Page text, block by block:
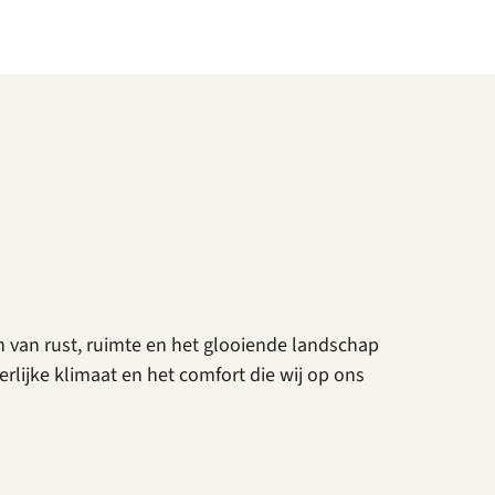
van rust, ruimte en het glooiende landschap
klimaat en het comfort die wij op ons